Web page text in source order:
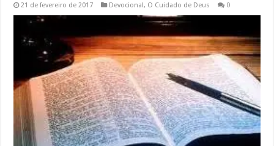
21 de fevereiro de 2017 Devocional, O Cuidado de Deus 0